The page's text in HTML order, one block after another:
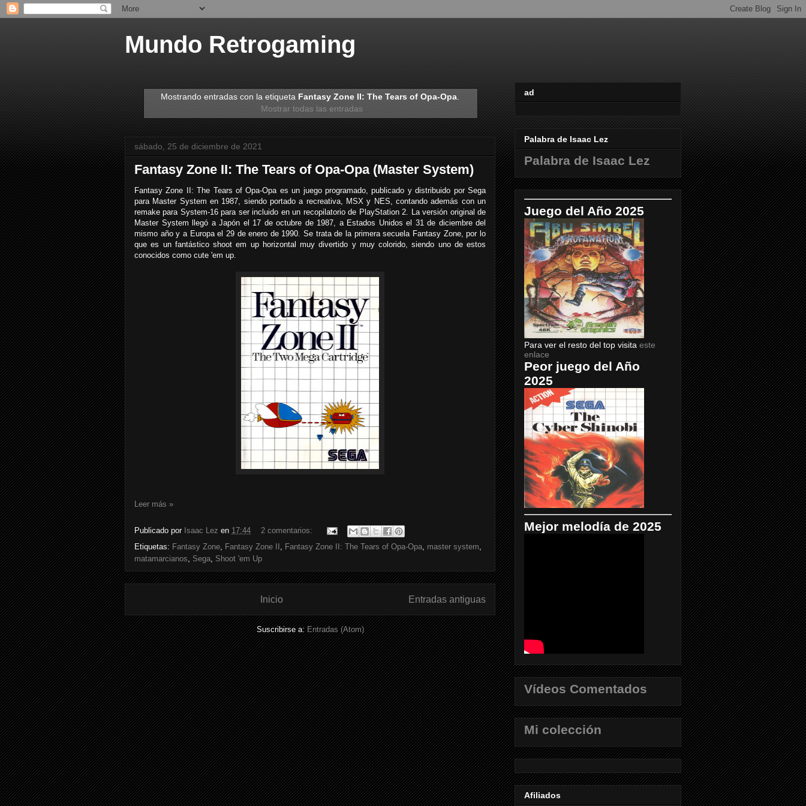
Mundo Retrogaming
Mostrando entradas con la etiqueta Fantasy Zone II: The Tears of Opa-Opa.
Mostrar todas las entradas
sábado, 25 de diciembre de 2021
Fantasy Zone II: The Tears of Opa-Opa (Master System)
Fantasy Zone II: The Tears of Opa-Opa es un juego programado, publicado y distribuido por Sega
para Master System en 1987, siendo portado a recreativa, MSX y NES, contando además con un
remake para System-16 para ser incluido en un recopilatorio de PlayStation 2. La versión original de
Master System llegó a Japón el 17 de octubre de 1987, a Estados Unidos el 31 de diciembre del
mismo año y a Europa el 29 de enero de 1990. Se trata de la primera secuela Fantasy Zone, por lo
que es un fantástico shoot em up horizontal muy divertido y muy colorido, siendo uno de estos
conocidos como cute 'em up.
Leer más »
Publicado por Isaac Lez en 17:44
2 comentarios:
Etiquetas: Fantasy Zone Fantasy Zone II Fantasy Zone II: The Tears of Opa-Opa master system
matamarcianos
Sega Shoot 'em Up
Entradas antiguas
Inicio
Suscribirse a:Entradas (Atom)
ad
Palabra de Isaac Lez
Palabra de Isaac Lez
Juego del Año 2025
Para ver el resto del top visita este
enlace
Peor juego del Año
2025
Mejor melodía de 2025
Vídeos Comentados
Mi colección
Afiliados